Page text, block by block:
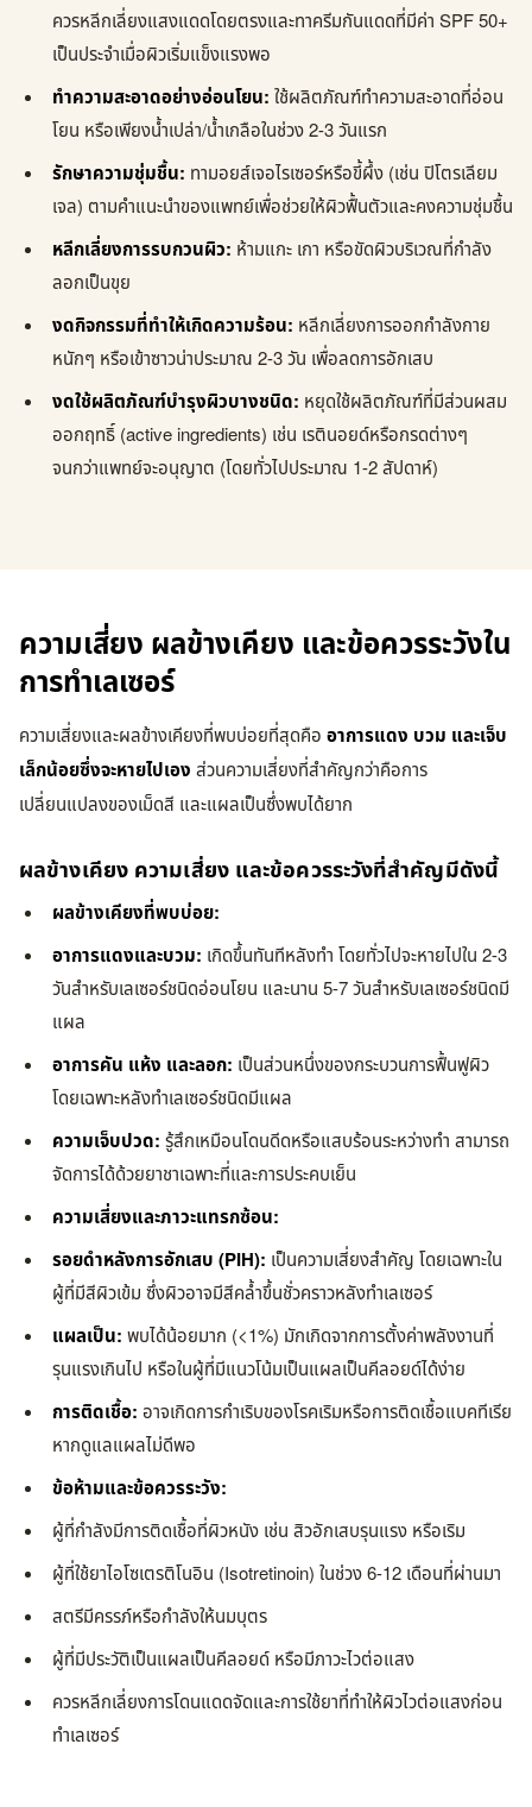
ควรหลีกเลี่ยงแสงแดดโดยตรงและทาครีมกันแดดที่มีค่า SPF 50+
เป็นประจำเมื่อผิวเริ่มแข็งแรงพอ
ทำความสะอาดอย่างอ่อนโยน: ใช้ผลิตภัณฑ์ทำความสะอาดที่อ่อน
โยน หรือเพียงน้ำเปล่า/น้ำเกลือในช่วง 2-3 วันแรก
รักษาความชุ่มชื้น: ทามอยส์เจอไรเซอร์หรือขี้ผึ้ง (เช่น ปิโตรเลียม
เจล) ตามคำแนะนำของแพทย์เพื่อช่วยให้ผิวฟื้นตัวและคงความชุ่มชื้น
หลีกเลี่ยงการรบกวนผิว: ห้ามแกะ เกา หรือขัดผิวบริเวณที่กำลัง
ลอกเป็นขุย
งดกิจกรรมที่ทำให้เกิดความร้อน: หลีกเลี่ยงการออกกำลังกาย
หนักๆ หรือเข้าซาวน่าประมาณ 2-3 วัน เพื่อลดการอักเสบ
งดใช้ผลิตภัณฑ์บำรุงผิวบางชนิด: หยุดใช้ผลิตภัณฑ์ที่มีส่วนผสม
ออกฤทธิ์ (active ingredients) เช่น เรตินอยด์หรือกรดต่างๆ
จนกว่าแพทย์จะอนุญาต (โดยทั่วไปประมาณ 1-2 สัปดาห์)
ความเสี่ยง ผลข้างเคียง และข้อควรระวังใน
การทำเลเซอร์
ความเสี่ยงและผลข้างเคียงที่พบบ่อยที่สุดคือ อาการแดง บวม และเจ็บ
เล็กน้อยซึ่งจะหายไปเอง ส่วนความเสี่ยงที่สำคัญกว่าคือการ
เปลี่ยนแปลงของเม็ดสี และแผลเป็นซึ่งพบได้ยาก
ผลข้างเคียง ความเสี่ยง และข้อควรระวังที่สำคัญมีดังนี้
ผลข้างเคียงที่พบบ่อย:
อาการแดงและบวม: เกิดขึ้นทันทีหลังทำ โดยทั่วไปจะหายไปใน 2-3
วันสำหรับเลเซอร์ชนิดอ่อนโยน และนาน 5-7 วันสำหรับเลเซอร์ชนิดมี
แผล
อาการคัน แห้ง และลอก: เป็นส่วนหนึ่งของกระบวนการฟื้นฟูผิว
โดยเฉพาะหลังทำเลเซอร์ชนิดมีแผล
ความเจ็บปวด: รู้สึกเหมือนโดนดีดหรือแสบร้อนระหว่างทำ สามารถ
จัดการได้ด้วยยาชาเฉพาะที่และการประคบเย็น
ความเสี่ยงและภาวะแทรกซ้อน:
รอยดำหลังการอักเสบ (PIH): เป็นความเสี่ยงสำคัญ โดยเฉพาะใน
ผู้ที่มีสีผิวเข้ม ซึ่งผิวอาจมีสีคล้ำขึ้นชั่วคราวหลังทำเลเซอร์
แผลเป็น: พบได้น้อยมาก (<1%) มักเกิดจากการตั้งค่าพลังงานที่
รุนแรงเกินไป หรือในผู้ที่มีแนวโน้มเป็นแผลเป็นคีลอยด์ได้ง่าย
การติดเชื้อ: อาจเกิดการกำเริบของโรคเริมหรือการติดเชื้อแบคทีเรีย
หากดูแลแผลไม่ดีพอ
ข้อห้ามและข้อควรระวัง:
ผู้ที่กำลังมีการติดเชื้อที่ผิวหนัง เช่น สิวอักเสบรุนแรง หรือเริม
ผู้ที่ใช้ยาไอโซเตรติโนอิน (Isotretinoin) ในช่วง 6-12 เดือนที่ผ่านมา
สตรีมีครรภ์หรือกำลังให้นมบุตร
ผู้ที่มีประวัติเป็นแผลเป็นคีลอยด์ หรือมีภาวะไวต่อแสง
ควรหลีกเลี่ยงการโดนแดดจัดและการใช้ยาที่ทำให้ผิวไวต่อแสงก่อน
ทำเลเซอร์